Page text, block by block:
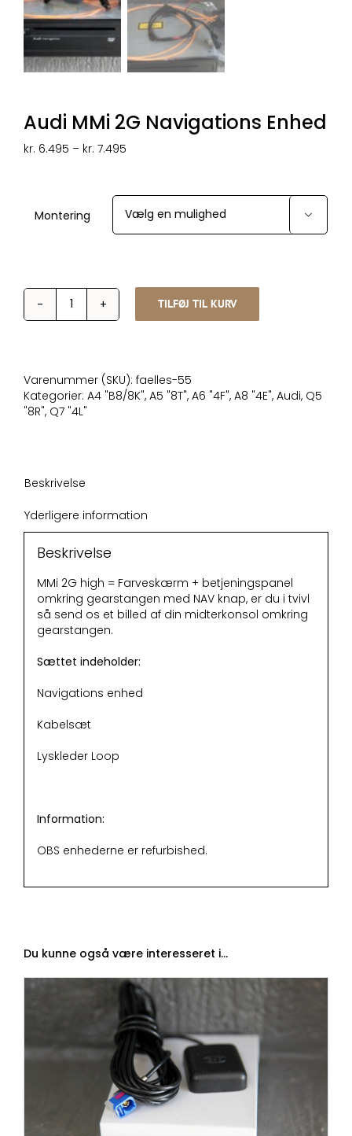
Audi MMi 2G Navigations Enhed
kr. 6.495 – kr. 7.495
kr. 7.495
Montering

Audi
Enhed
antal
TILFØJ TIL KURV
Varenummer (SKU): faelles-55
Kategorier: A4 "B8/8K", A5 "8T", A6 "4F", A8 "4E", Audi, Q5
"8R", Q7 "4L"
Beskrivelse
Yderligere information
Beskrivelse
MMi 2G high = Farveskærm + betjeningspanel
omkring gearstangen med NAV knap, er du i tvivl
så send os et billed af din midterkonsol omkring
gearstangen.
Sættet indeholder:
Navigations enhed
Kabelsæt
Lyskleder Loop
Information:
OBS enhederne er refurbished.
Du kunne også være interesseret i…